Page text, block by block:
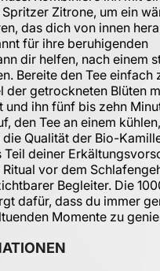
Zitrone, um ein
das dich von innen
für ihre beruhigenden
dir helfen, nach einem
Bereite den Tee einfach
der getrockneten Blüten
und ihn fünf bis zehn
den Tee an einem
die Qualität der Bio-
Teil deiner
vor dem
Begleiter. Die
dafür, dass du immer
Momente zu